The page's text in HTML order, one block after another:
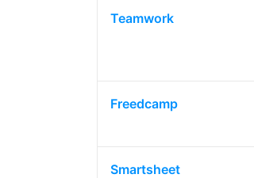
Teamwork
Freedcamp
Smartsheet